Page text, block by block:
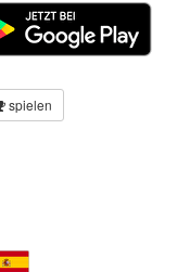
spielen